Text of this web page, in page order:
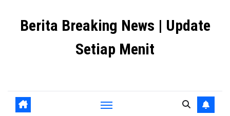
Berita Breaking News | Update
Setiap Menit